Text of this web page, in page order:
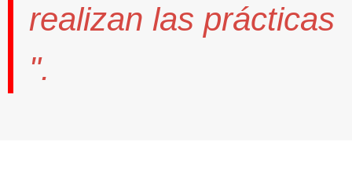
realizan las prácticas
".